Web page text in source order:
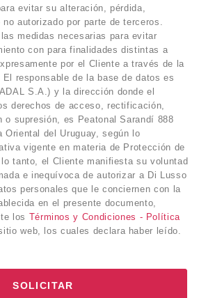
evitar su alteración, pérdida,
autorizado por parte de terceros.
medidas necesarias para evitar
con para finalidades distintas a
por el Cliente a través de la
responsable de la base de datos es
S.A.) y la dirección donde el
derechos de acceso, rectificación,
o supresión, es Peatonal Sarandí 888
Oriental del Uruguay, según lo
vigente en materia de Protección de
tanto, el Cliente manifiesta su voluntad
e inequívoca de autorizar a Di Lusso
personales que le conciernen con la
en el presente documento,
los Términos y Condiciones - Política
web, los cuales declara haber leído.
SOLICITAR